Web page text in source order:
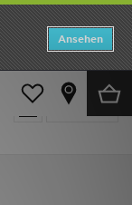
Ansehen
Verfeinern